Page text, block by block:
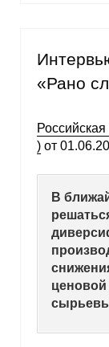
«Рано
) от
В